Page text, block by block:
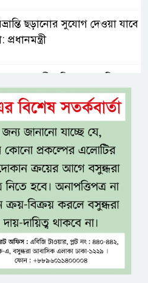
ছড়ানোর সুযোগ দেওয়া যাবে
প্রধানমন্ত্রী
নিশ্চিত করতে হাইকোর্টের
প্রদর্শনীতে মুক্তিযুদ্ধ
নেই জামায়াত
ছেড়ে লোকালয়ে বিষধর সাপ,
ও সংকুচিত আবাসস্থলই
কারণ?
ও সমমানের ফল
জানা যাবে ৩ উপায়ে